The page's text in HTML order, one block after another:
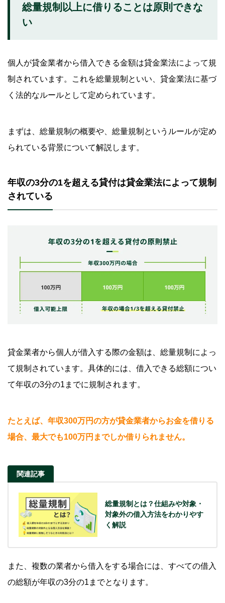
自動車ローン
銀行カードローン
無理のない返済計画を立てる
「借入可能＝返済可能」ではない点に要注意
よくある質問
Q.銀行からの借入は総量規制の対象外ですか？
Q.すでにローンを組んでいますが、年収の3分の1まで借
Q.年収の3分の1以下であれば絶対に借入できますか？
Q.年収が下がってしまい、結果的に総量規制を超過した
借入となりました。問題はありますか？
Q.クレジットカードは総量規制の対象ですか？
総量規制以上に借りることは原則できな
い
個人が貸金業者から借入できる金額は貸金業法によって規
制されています。これを総量規制といい、貸金業法に基づ
く法的なルールとして定められています。
まずは、総量規制の概要や、総量規制というルールが定め
られている背景について解説します。
年収の3分の1を超える貸付は貸金業法によって規制
されている
貸金業者から個人が借入する際の金額は、総量規制によっ
て規制されています。具体的には、借入できる総額につい
て年収の3分の1までに規制されます。
たとえば、年収300万円の方が貸金業者からお金を借りる
場合、最大でも100万円までしか借りられません。
関連記事
総量規制とは？仕組みや対象・
対象外の借入方法をわかりやす
く解説
また、複数の業者から借入をする場合には、すべての借入
の総額が年収の3分の1までとなります。